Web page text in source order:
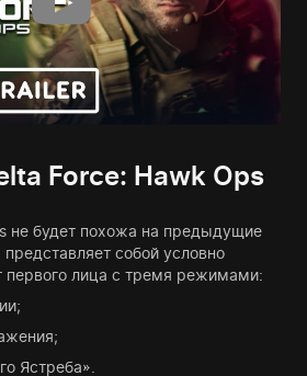
Force: Hawk Ops
не будет похожа на предыдущие
собой условно
первого лица с тремя режимами:
Ястреба».